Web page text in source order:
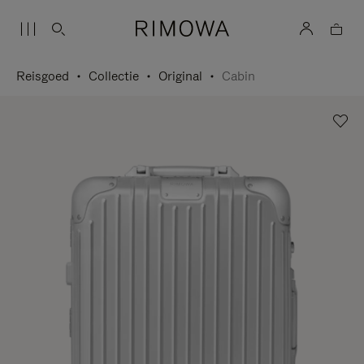
Reisgoed Collectie Original Cabin